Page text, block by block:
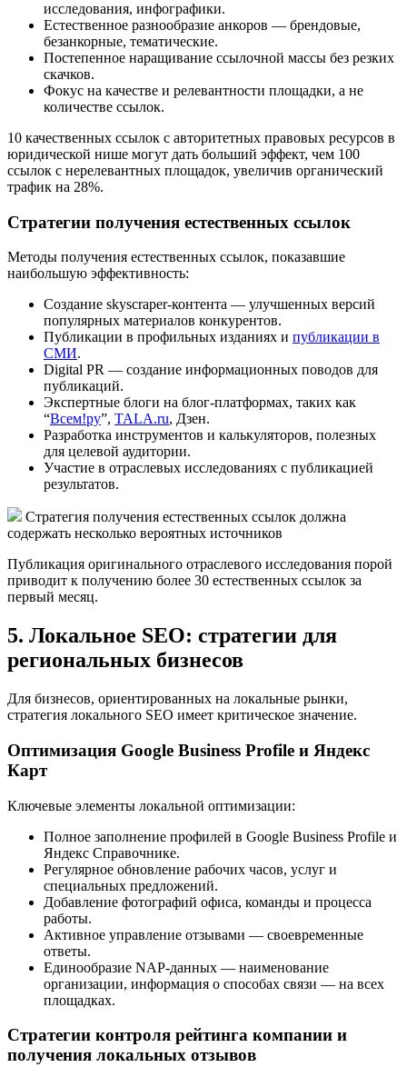
исследования, инфографики.
Естественное разнообразие анкоров — брендовые,
безанкорные, тематические.
Постепенное наращивание ссылочной массы без резких
скачков.
Фокус на качестве и релевантности площадки, а не
количестве ссылок.
10 качественных ссылок с авторитетных правовых ресурсов в
юридической нише могут дать больший эффект, чем 100
ссылок с нерелевантных площадок, увеличив органический
трафик на 28%.
Стратегии получения естественных ссылок
Методы получения естественных ссылок, показавшие
наибольшую эффективность:
Создание skyscraper-контента — улучшенных версий
популярных материалов конкурентов.
Публикации в профильных изданиях и публикации в
СМИ.
Digital PR — создание информационных поводов для
публикаций.
Экспертные блоги на блог-платформах, таких как
“Всем!ру”, TALA.ru, Дзен.
Разработка инструментов и калькуляторов, полезных
для целевой аудитории.
Участие в отраслевых исследованиях с публикацией
результатов.
Стратегия получения естественных ссылок должна
содержать несколько вероятных источников
Публикация оригинального отраслевого исследования порой
приводит к получению более 30 естественных ссылок за
первый месяц.
5. Локальное SEO: стратегии для
региональных бизнесов
Для бизнесов, ориентированных на локальные рынки,
стратегия локального SEO имеет критическое значение.
Оптимизация Google Business Profile и Яндекс
Карт
Ключевые элементы локальной оптимизации:
Полное заполнение профилей в Google Business Profile и
Яндекс Справочнике.
Регулярное обновление рабочих часов, услуг и
специальных предложений.
Добавление фотографий офиса, команды и процесса
работы.
Активное управление отзывами — своевременные
ответы.
Единообразие NAP-данных — наименование
организации, информация о способах связи — на всех
площадках.
Стратегии контроля рейтинга компании и
получения локальных отзывов